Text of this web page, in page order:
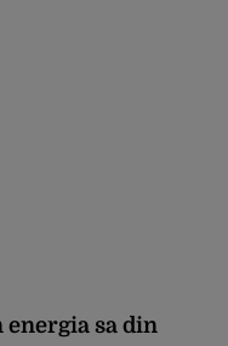
energia sa din